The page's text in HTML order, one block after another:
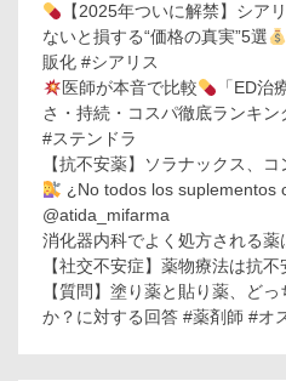
【2025年ついに解禁】シア
ないと損する“価格の真実”5選
販化 #シアリス
医師が本音で比較
「ED治
さ・持続・コスパ徹底ランキン
#ステンドラ
【抗不安薬】ソラナックス、
¿No todos los suplementos
@atida_mifarma
消化器内科でよく処方される
【社交不安症】薬物療法は抗
【質問】塗り薬と貼り薬、ど
か？に対する回答 #薬剤師 #オ